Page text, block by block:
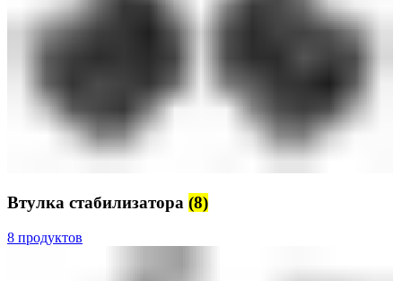
Втулка стабилизатора (8)
8 продуктов